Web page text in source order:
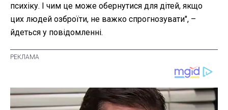
психіку. І чим це може обернутися для дітей, якщо
цих людей озброїти, не важко спрогнозувати", –
йдеться у повідомленні.